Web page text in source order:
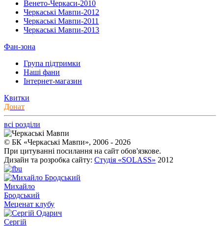
Венето-Черкаси-2010
Черкаські Мавпи-2012
Черкаські Мавпи-2011
Черкаські Мавпи-2013
Фан-зона
Група підтримки
Наші фани
Інтернет-магазин
Квитки
Донат
всі розділи
© БК «Черкаські Мавпи», 2006 - 2026
При цитуванні посилання на сайт обов'язкове.
Дизайн та розробка сайту: Студія «SOLASS» 2012
Михайло
Бродський
Меценат клубу
Сергій